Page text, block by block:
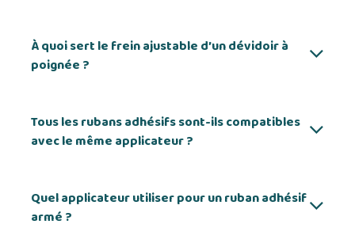
À quoi sert le frein ajustable d’un dévidoir à
poignée ?
Tous les rubans adhésifs sont-ils compatibles
avec le même applicateur ?
Quel applicateur utiliser pour un ruban adhésif
armé ?